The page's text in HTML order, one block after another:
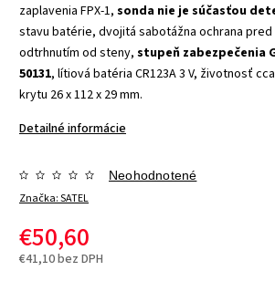
zaplavenia FPX-1, sonda nie je súčasťou
stavu batérie, dvojitá sabotážna ochrana
odtrhnutím od steny, stupeň zabezpečenia
50131, lítiová batéria CR123A 3 V, životnosť
krytu 26 x 112 x 29 mm.
Detailné informácie
Značka:SATEL
Neohodnotené
€50,60
€41,10 bez DPH